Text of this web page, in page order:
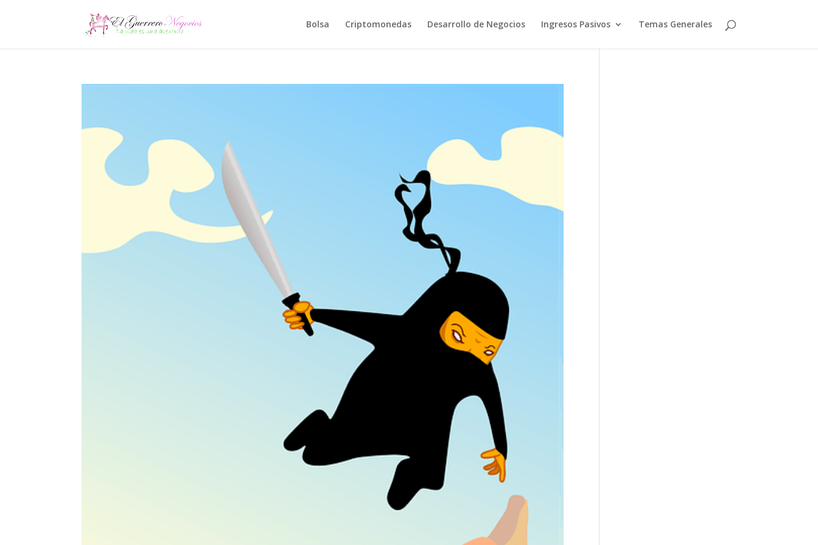
Bolsa Criptomonedas Desarrollo de Negocios Ingresos Pasivos Temas Generales